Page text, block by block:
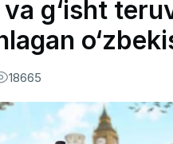
g‘isht
18665